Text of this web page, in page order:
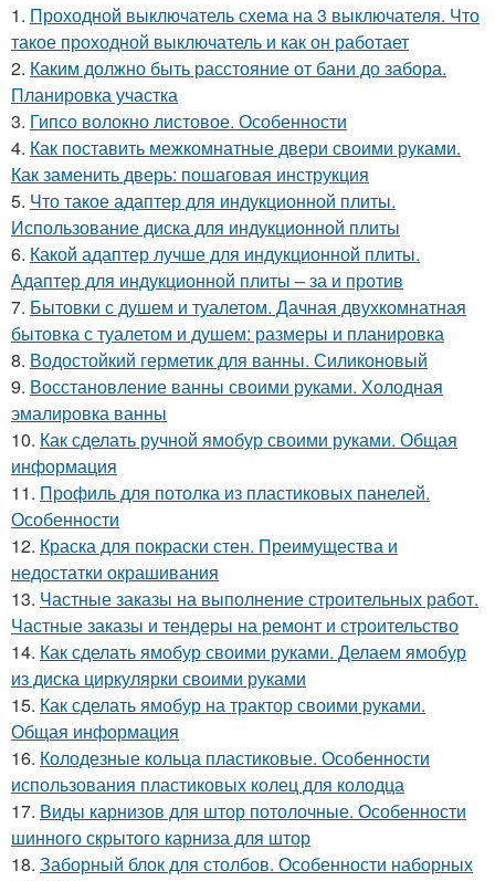
1. Проходной выключатель схема на 3 выключателя. Что
такое проходной выключатель и как он работает
2. Каким должно быть расстояние от бани до забора.
Планировка участка
3. Гипсо волокно листовое. Особенности
4. Как поставить межкомнатные двери своими руками.
Как заменить дверь: пошаговая инструкция
5. Что такое адаптер для индукционной плиты.
Использование диска для индукционной плиты
6. Какой адаптер лучше для индукционной плиты.
Адаптер для индукционной плиты – за и против
7. Бытовки с душем и туалетом. Дачная двухкомнатная
бытовка с туалетом и душем: размеры и планировка
8. Водостойкий герметик для ванны. Силиконовый
9. Восстановление ванны своими руками. Холодная
эмалировка ванны
10. Как сделать ручной ямобур своими руками. Общая
информация
11. Профиль для потолка из пластиковых панелей.
Особенности
12. Краска для покраски стен. Преимущества и
недостатки окрашивания
13. Частные заказы на выполнение строительных работ.
Частные заказы и тендеры на ремонт и строительство
14. Как сделать ямобур своими руками. Делаем ямобур
из диска циркулярки своими руками
15. Как сделать ямобур на трактор своими руками.
Общая информация
16. Колодезные кольца пластиковые. Особенности
использования пластиковых колец для колодца
17. Виды карнизов для штор потолочные. Особенности
шинного скрытого карниза для штор
18. Заборный блок для столбов. Особенности наборных